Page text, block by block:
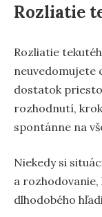
Rozliatie
Rozliatie
neuvedomujete
dostatok
rozhodnutí,
spontánne na
Niekedy si
a
dlhodobého